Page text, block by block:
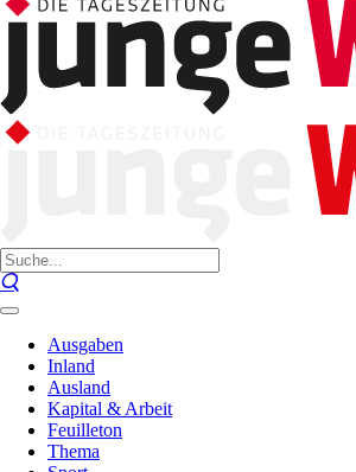
Ausgaben
Inland
Ausland
Kapital & Arbeit
Feuilleton
Thema